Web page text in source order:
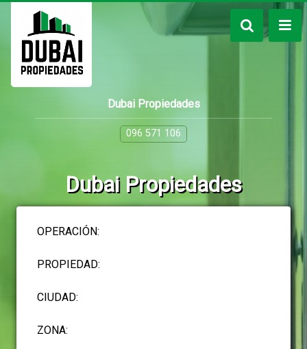
Dubai Propiedades
096 571 106
Dubai Propiedades